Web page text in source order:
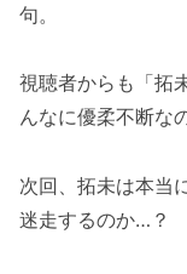
句。
視聴者からも「拓
んなに優柔不断な
次回、拓未は本当
迷走するのか…？